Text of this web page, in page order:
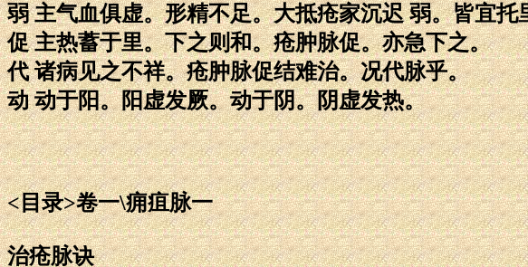
弱 主气血俱虚。形精不足。大抵疮家沉迟 弱。皆宜托
促 主热蓄于里。下之则和。疮肿脉促。亦急下之。
代 诸病见之不祥。疮肿脉促结难治。况代脉乎。
动 动于阳。阳虚发厥。动于阴。阴虚发热。
<目录>卷一\痈疽脉一
治疮脉诀